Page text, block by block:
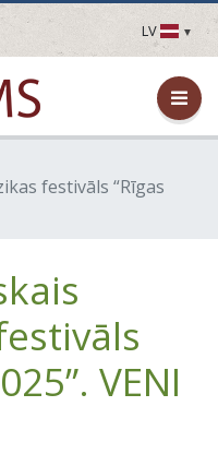
LV
LV
EN
DE
FR
LT
festivāls “Rīgas
VENI